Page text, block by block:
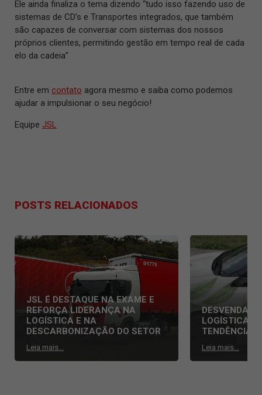
Ele ainda finaliza o tema dizendo “tudo isso fazendo uso de
sistemas de CD’s e Transportes integrados, que também
são capazes de conversar com sistemas dos nossos
próprios clientes, permitindo gestão em tempo real de cada
elo da cadeia”
Entre em contato agora mesmo e saiba como podemos
ajudar a impulsionar o seu negócio!
Equipe JSL
POSTS RELACIONADOS
JSL É DESTAQUE NA EXAME E
REFORÇA LIDERANÇA NA
LOGÍSTICA E NA
DESCARBONIZAÇÃO DO SETOR
Leia mais...
LOGÍSTICA:
TENDÊNCIAS
Leia mais...